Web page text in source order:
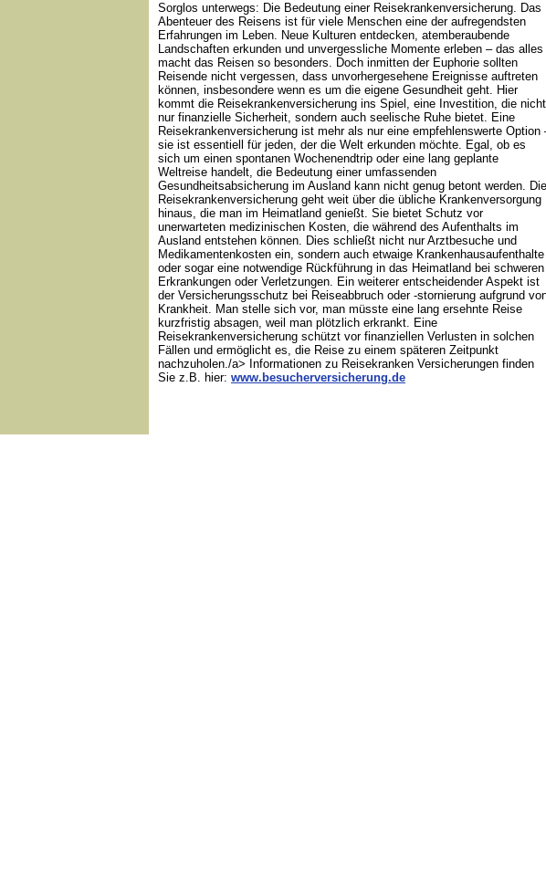
Sorglos unterwegs: Die Bedeutung einer Reisekrankenversicherung. Das
Abenteuer des Reisens ist für viele Menschen eine der aufregendsten
Erfahrungen im Leben. Neue Kulturen entdecken, atemberaubende
Landschaften erkunden und unvergessliche Momente erleben – das alles
macht das Reisen so besonders. Doch inmitten der Euphorie sollten
Reisende nicht vergessen, dass unvorhergesehene Ereignisse auftreten
können, insbesondere wenn es um die eigene Gesundheit geht. Hier
kommt die Reisekrankenversicherung ins Spiel, eine Investition, die nicht
nur finanzielle Sicherheit, sondern auch seelische Ruhe bietet. Eine
Reisekrankenversicherung ist mehr als nur eine empfehlenswerte Option
sie ist essentiell für jeden, der die Welt erkunden möchte. Egal, ob es
sich um einen spontanen Wochenendtrip oder eine lang geplante
Weltreise handelt, die Bedeutung einer umfassenden
Gesundheitsabsicherung im Ausland kann nicht genug betont werden. Die
Reisekrankenversicherung geht weit über die übliche Krankenversorgung
hinaus, die man im Heimatland genießt. Sie bietet Schutz vor
unerwarteten medizinischen Kosten, die während des Aufenthalts im
Ausland entstehen können. Dies schließt nicht nur Arztbesuche und
Medikamentenkosten ein, sondern auch etwaige Krankenhausaufenthalte
oder sogar eine notwendige Rückführung in das Heimatland bei schweren
Erkrankungen oder Verletzungen. Ein weiterer entscheidender Aspekt ist
der Versicherungsschutz bei Reiseabbruch oder -stornierung aufgrund
Krankheit. Man stelle sich vor, man müsste eine lang ersehnte Reise
kurzfristig absagen, weil man plötzlich erkrankt. Eine
Reisekrankenversicherung schützt vor finanziellen Verlusten in solchen
Fällen und ermöglicht es, die Reise zu einem späteren Zeitpunkt
nachzuholen./a> Informationen zu Reisekranken Versicherungen finden
Sie z.B. hier: www.besucherversicherung.de